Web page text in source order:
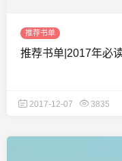
推荐书单
推荐书单|2017年必
2017-12-07 3835